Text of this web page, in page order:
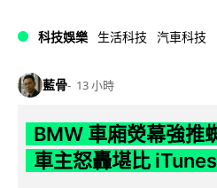
科技娛樂 生活科技 汽車科技
藍骨 13 小時
BMW 車廂熒幕強推
車主怒轟堪比